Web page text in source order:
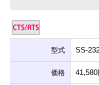
型式 SS-
価格